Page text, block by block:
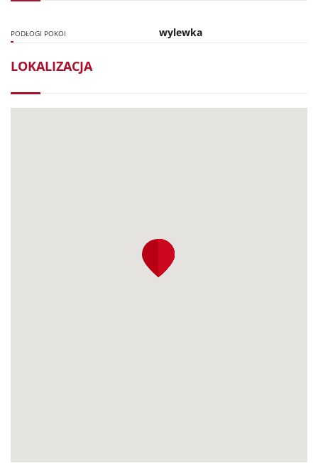
PODŁOGI POKOI wylewka
LOKALIZACJA